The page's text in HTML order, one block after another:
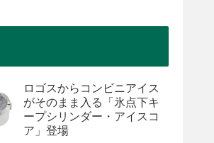
ロゴスからコンビニアイス
がそのまま入る「氷点下キ
ープシリンダー・アイスコ
ア」登場